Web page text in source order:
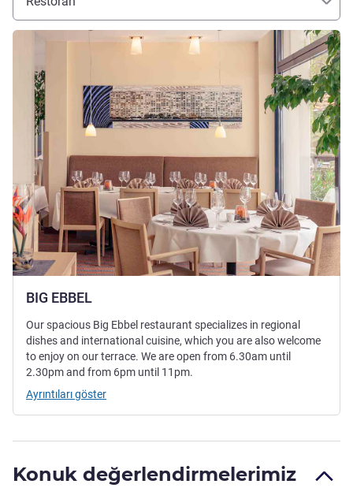
BIG EBBEL
Ayrıntıları göster
Our spacious Big Ebbel restaurant specializes in regional
dishes and international cuisine, which you are also welcome
to enjoy on our terrace. We are open from 6.30am until
2.30pm and from 6pm until 11pm.
Ayrıntıları göster
Konuk değerlendirmelerimiz